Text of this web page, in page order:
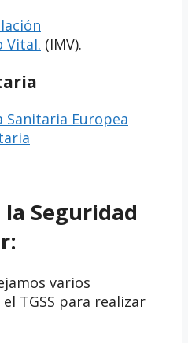
Vital. (IMV).
Europea
Seguridad
varios
TGSS para realizar